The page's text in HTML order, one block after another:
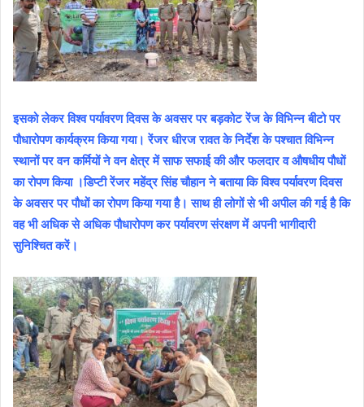
इसको लेकर विश्व पर्यावरण दिवस के अवसर पर बड़कोट रेंज के विभिन्न बीटो पर
पौधारोपण कार्यक्रम किया गया। रेंजर धीरज रावत के निर्देश के पश्चात विभिन्न
स्थानों पर वन कर्मियों ने वन क्षेत्र में साफ सफाई की और फलदार व औषधीय पौधों
का रोपण किया ।डिप्टी रेंजर महेंद्र सिंह चौहान ने बताया कि विश्व पर्यावरण दिवस
के अवसर पर पौधों का रोपण किया गया है। साथ ही लोगों से भी अपील की गई है कि
वह भी अधिक से अधिक पौधारोपण कर पर्यावरण संरक्षण में अपनी भागीदारी
सुनिश्चित करें।